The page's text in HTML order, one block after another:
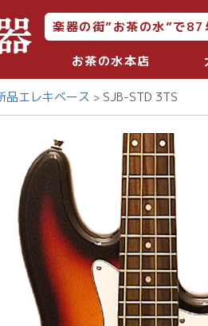
楽器の街”お茶の水”で
お茶の水本店
品エレキベース SJB-STD 3TS